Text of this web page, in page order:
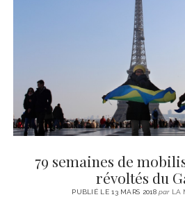
CINÉMA
LITTÉRATURE
ÉCONOMIE
SPORT
MÉDIAS
SANTÉ
instagram
79 semaines de
révoltés du
PUBLIÉ LE 13 MARS 2018parLA